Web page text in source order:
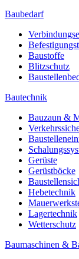
Baubedarf
Baustoffe
Blitzschutz
Bautechnik
Bauzaun &
Gerüste
Gerüstböcke
Hebetechnik
Lagertechnik
Wetterschutz
Baumaschinen &